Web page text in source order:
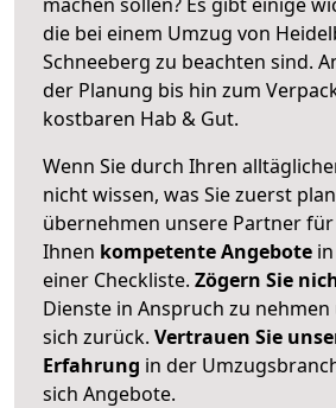
die bei einem Umzug von
Schneeberg zu beachten sind.
der Planung bis hin zum
kostbaren Hab & Gut.
Wenn Sie durch Ihren
nicht wissen, was Sie zuerst
übernehmen unsere Partner für
Ihnen kompetente Angebote
einer Checkliste. Zögern Sie
Dienste in Anspruch zu nehmen
sich zurück. Vertrauen Sie
Erfahrung in der
sich Angebote.